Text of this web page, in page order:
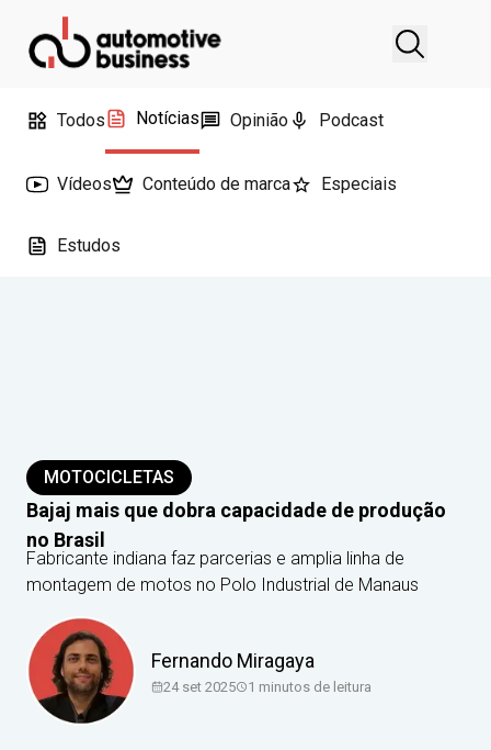
Todos Notícias Opinião Podcast
Vídeos Conteúdo de marca Especiais
Estudos
MOTOCICLETAS
Bajaj mais que dobra capacidade de produção
no Brasil
Fabricante indiana faz parcerias e amplia linha de
montagem de motos no Polo Industrial de Manaus
Fernando Miragaya
24 set 2025 1 minutos de leitura